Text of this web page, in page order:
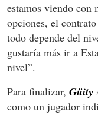
estamos viendo con
opciones, el
todo depende del
gustaría más ir a
nivel”.
Para finalizar, Güity
como un jugador